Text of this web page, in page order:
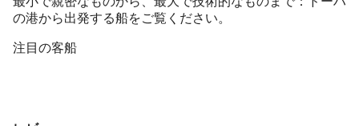
の港から出発する船をご覧ください。
注目の客船